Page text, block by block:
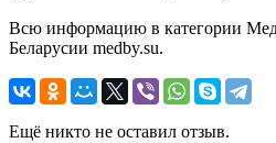
Всю информацию в категории
Беларусии medby.su.
Ещё никто не оставил отзыв.